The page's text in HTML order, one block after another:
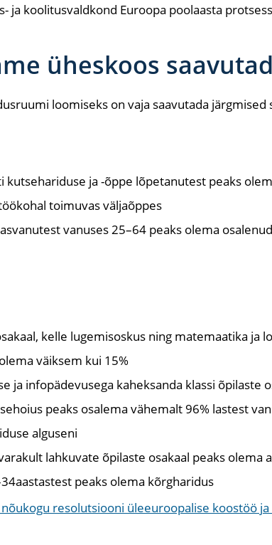
ja koolitusvaldkond Euroopa poolaasta
üheskoos
loomiseks on vaja saavutada järgmised
kutsehariduse ja -õppe lõpetanutest peaks
toimuvas väljaõppes
vanuses 25–64 peaks olema
kelle lugemisoskus ning matemaatika ja
väiksem kui 15%
ja infopädevusega kaheksanda klassi õpilaste
peaks osalema vähemalt 96% lastest
alguseni
lahkuvate õpilaste osakaal peaks olema
peaks olema kõrgharidus
resolutsiooni üleeuroopalise koostöö